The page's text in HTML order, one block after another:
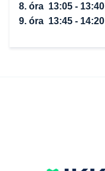
8. óra 13:05 - 13:40
9. óra 13:45 - 14:20